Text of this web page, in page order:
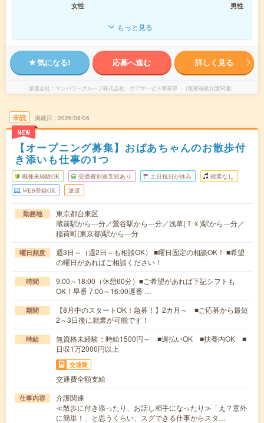
女性
男性
もっと見る
気になる! 応募へ進む 詳しく見る
派遣会社 マンパワーグループ株式会社 ケアサービス事業部 （医療福祉介護関連）
未読
NEW
掲載日 2026/08/06
【オープニング募集】おばあちゃんのお散歩付
き添いも仕事の1つ
職種未経験OK 交通費別途支給あり 土日祝日が休み 残業なし
WEB登録OK 派遣
勤務地
東京都台東区
蔵前駅から---分／鶯谷駅から---分／浅草(ＴＸ)駅から---分／
稲荷町(東京都)駅から---分
曜日頻度
週3日～（週2日～も相談OK） ■曜日固定の相談OK！ ■希望
の曜日があればご相談ください！
時間
9:00～18:00（休憩60分）■ご希望があれば下記シフトも
OK！早番 7:00～16:00遅番 …
期間
【8月中のスタートOK！急募！】2カ月～ ■ご応募から最短
2～3日後に就業が可能です！
時給
無資格未経験：時給1500円～ ■週払いOK ■扶養内OK ■
日収1万2000円以上
交通費
交通費全額支給
仕事内容
介護関連
≪散歩に付き添ったり、お話し相手になったり≫「え？意外
に簡単！」と思うくらい、スグできる仕事からスタ…